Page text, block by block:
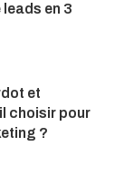
en 3
et
choisir pour
?